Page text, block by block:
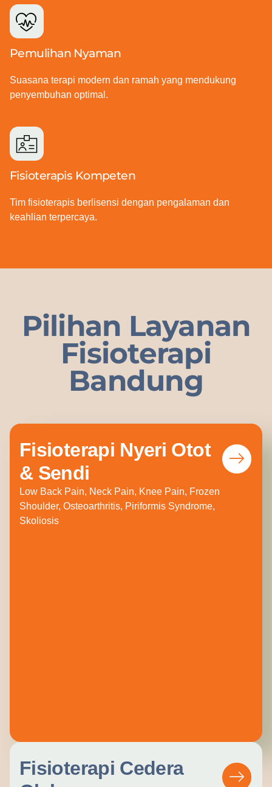
Pemulihan Nyaman
Suasana terapi modern dan ramah yang mendukung
penyembuhan optimal.
Fisioterapis Kompeten
Tim fisioterapis berlisensi dengan pengalaman dan
keahlian terpercaya.
Pilihan Layanan
Fisioterapi
Bandung
Fisioterapi Nyeri Otot
& Sendi
Low Back Pain, Neck Pain, Knee Pain, Frozen
Shoulder, Osteoarthritis, Piriformis Syndrome,
Skoliosis
Fisioterapi Cedera